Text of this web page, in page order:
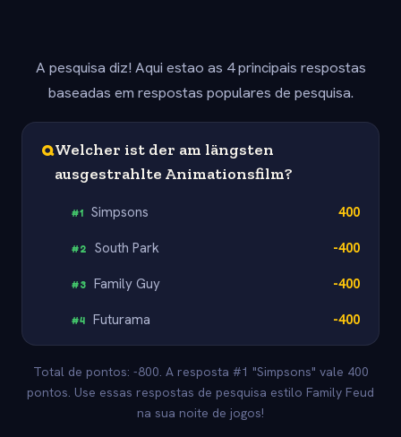
A pesquisa diz! Aqui estao as 4 principais respostas
baseadas em respostas populares de pesquisa.
QWelcher ist der am längsten
ausgestrahlte Animationsfilm?
#1 Simpsons 400
#2 South Park -400
#3 Family Guy -400
#4 Futurama -400
Total de pontos: -800. A resposta #1 "Simpsons" vale 400
pontos. Use essas respostas de pesquisa estilo Family Feud
na sua noite de jogos!